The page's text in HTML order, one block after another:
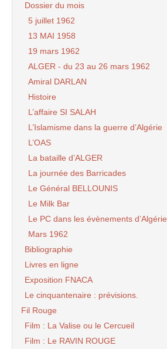
Dossier du mois
5 juillet 1962
13 MAI 1958
19 mars 1962
ALGER - du 23 au 26 mars 1962
Amiral DARLAN
Histoire
L’affaire SI SALAH
L’Islamisme dans la guerre d’Algérie
L’OAS
La bataille d’ALGER
La journée des Barricades
Le Général BELLOUNIS
Le Milk Bar
Le PC dans les évènements d’Algérie
Mars 1962
Bibliographie
Livres en ligne
Exposition FNACA
Le cinquantenaire : prévisions.
Fil Rouge
Film : La Valise ou le Cercueil
Film : Le RAVIN ROUGE